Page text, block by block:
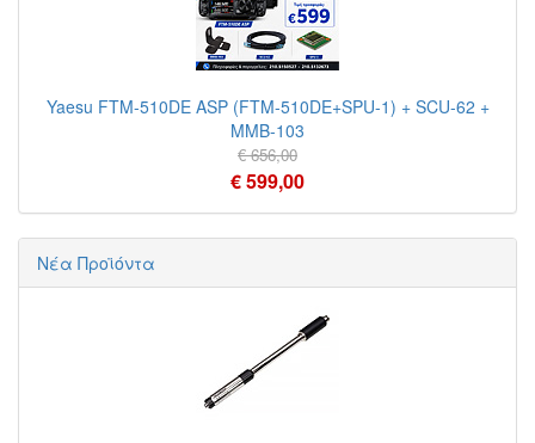
Yaesu FTM-510DE ASP (FTM-510DE+SPU-1) + SCU-62 +
MMB-103
€ 656,00
€ 599,00
Νέα Προϊόντα